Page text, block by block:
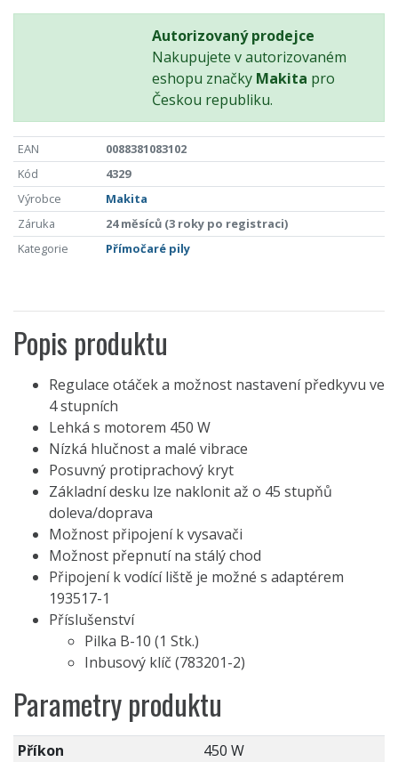
Autorizovaný prodejce
Nakupujete v autorizovaném
eshopu značky Makita pro
Českou republiku.
EAN
0088381083102
Kód
4329
Výrobce
Makita
Záruka
24 měsíců (3 roky po registraci)
Kategorie
Přímočaré pily
Popis produktu
Regulace otáček a možnost nastavení předkyvu ve
4 stupních
Lehká s motorem 450 W
Nízká hlučnost a malé vibrace
Posuvný protiprachový kryt
Základní desku lze naklonit až o 45 stupňů
doleva/doprava
Možnost připojení k vysavači
Možnost přepnutí na stálý chod
Připojení k vodící liště je možné s adaptérem
193517-1
Příslušenství
Pilka B-10 (1 Stk.)
Inbusový klíč (783201-2)
Parametry produktu
Příkon
450 W